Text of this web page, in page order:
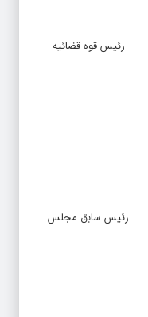
رئیس قوه قضائیه
رئیس سابق مجلس